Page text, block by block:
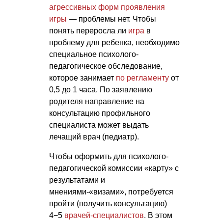
агрессивных форм проявления
игры — проблемы нет. Чтобы
понять переросла ли игра в
проблему для ребенка, необходимо
специальное психолого-
педагогическое обследование,
которое занимает по регламенту от
0,5 до 1 часа. По заявлению
родителя направление на
консультацию профильного
специалиста может выдать
лечащий врач (педиатр).
Чтобы оформить для психолого-
педагогической комиссии «карту» с
результатами и
мнениями-«визами», потребуется
пройти (получить консультацию)
4−5 врачей-специалистов. В этом